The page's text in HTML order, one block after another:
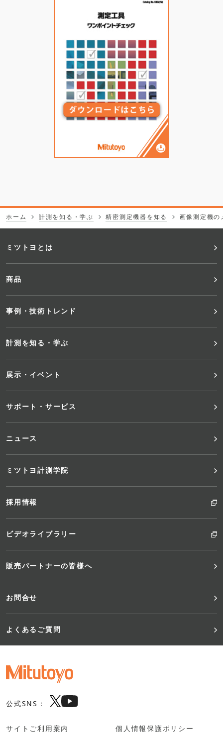
ホーム 計測を知る・学ぶ 精密測定機器を知る 画像測定機の
フ
ッ
タ
ー
メ
ュ
ー
ミツトヨとは
商品
事例・技術トレンド
計測を知る・学ぶ
展示・イベント
サポート・サービス
ニュース
ミツトヨ計測学院
採用情報
ビデオライブラリー
販売パートナーの皆様へ
お問合せ
よくあるご質問
公式SNS：
サイトご利用案内 個人情報保護ポリシー